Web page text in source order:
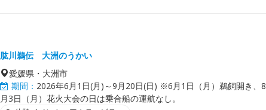
肱川鵜伝 大洲のうかい
愛媛県・大洲市
期間： 2026年6月1日(月)～9月20日(日) ※6月1日（月）鵜飼開き、8
月3日（月）花火大会の日は乗合船の運航なし。